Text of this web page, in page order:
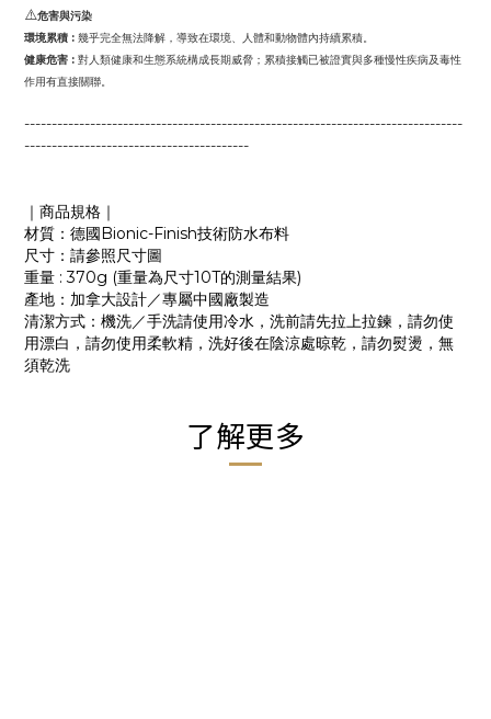
⚠️危害與污染
環境累積 : 幾乎完全無法降解，導致在環境、人體和動物體內持續累積。
健康危害 : 對人類健康和生態系統構成長期威脅；累積接觸已被證實與多種慢性疾病及毒性
作用有直接關聯。
--------------------------------------------------------------------------------
-----------------------------------------
｜商品規格｜
材質：德國Bionic-Finish技術防水布料
尺寸：請參照尺寸圖
重量 : 370g (重量為尺寸10T的測量結果)
產地：加拿大設計／專屬中國廠製造
清潔方式：機洗／手洗請使用冷水，洗前請先拉上拉鍊，請勿使
用漂白，請勿使用柔軟精，洗好後在陰涼處晾乾，請勿熨燙，無
須乾洗
了解更多